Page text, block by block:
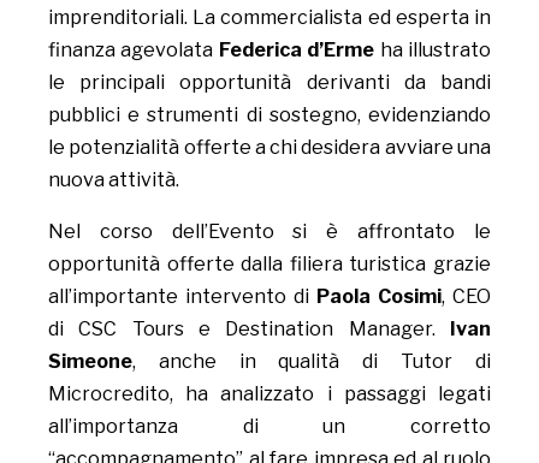
imprenditoriali. La commercialista ed esperta in
finanza agevolata Federica d’Erme ha illustrato
le principali opportunità derivanti da bandi
pubblici e strumenti di sostegno, evidenziando
le potenzialità offerte a chi desidera avviare una
nuova attività.
Nel corso dell’Evento si è affrontato le
opportunità offerte dalla filiera turistica grazie
all’importante intervento di Paola Cosimi, CEO
di CSC Tours e Destination Manager. Ivan
Simeone, anche in qualità di Tutor di
Microcredito, ha analizzato i passaggi legati
all’importanza di un corretto